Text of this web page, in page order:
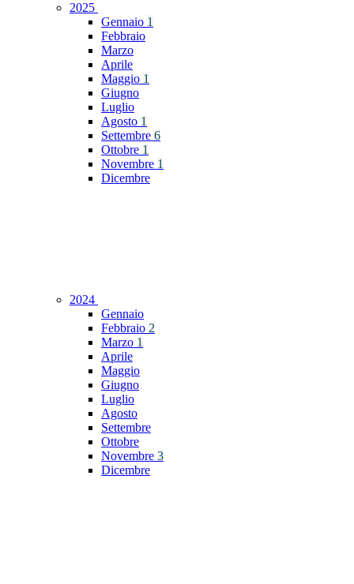
2025
Gennaio 1
Febbraio
Marzo
Aprile
Maggio 1
Giugno
Luglio
Agosto 1
Settembre 6
Ottobre 1
Novembre 1
Dicembre
2024
Gennaio
Febbraio 2
Marzo 1
Aprile
Maggio
Giugno
Luglio
Agosto
Settembre
Ottobre
Novembre 3
Dicembre